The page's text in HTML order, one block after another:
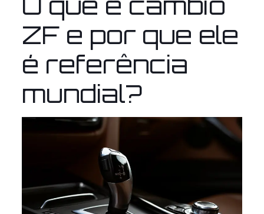
ZF e por que ele
é referência
mundial?